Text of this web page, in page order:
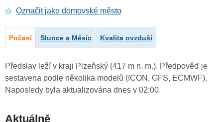
Označit jako domovské město
Počasí Slunce a Měsíc Kvalita ovzduší
Předslav leží v kraji Plzeňský (417 m n. m.). Předpověď je
sestavena podle několika modelů (ICON, GFS, ECMWF).
Naposledy byla aktualizována dnes v 02:00.
Aktuálně